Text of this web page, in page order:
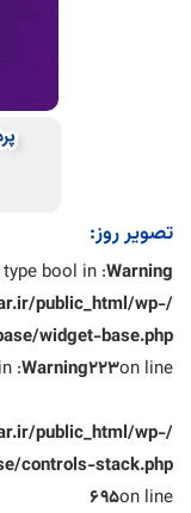
تصویر روز:
Warning
: Trying to access array offset on value of type bool in
public_html/wp-
widget-base.php
on line
223
Warning
: Undefined array key -1 in
public_html/wp-
controls-stack.php
on line
695